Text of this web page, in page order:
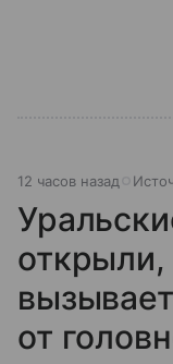
миллиардов
12 часов назад
открыли,
от